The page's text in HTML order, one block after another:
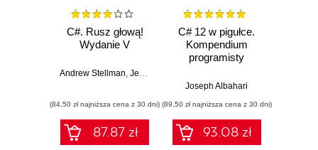
C#. Rusz głową!
Wydanie V
Andrew Stellman, Jennifer Greene
(84,50 zł najniższa cena z 30 dni)
87.87 zł
C# 12 w pigułce.
Kompendium
programisty
Joseph Albahari
(89,50 zł najniższa cena z 30 dni)
93.08 zł